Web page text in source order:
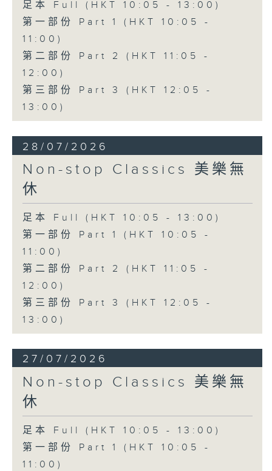
足本 Full (HKT 10:05 - 13:00)
第一部份 Part 1 (HKT 10:05 -
11:00)
第二部份 Part 2 (HKT 11:05 -
12:00)
第三部份 Part 3 (HKT 12:05 -
13:00)
28/07/2026
Non-stop Classics 美樂無
休
足本 Full (HKT 10:05 - 13:00)
第一部份 Part 1 (HKT 10:05 -
11:00)
第二部份 Part 2 (HKT 11:05 -
12:00)
第三部份 Part 3 (HKT 12:05 -
13:00)
27/07/2026
Non-stop Classics 美樂無
休
足本 Full (HKT 10:05 - 13:00)
第一部份 Part 1 (HKT 10:05 -
11:00)